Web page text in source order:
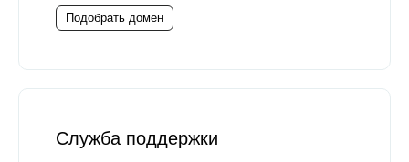
Подобрать домен
Служба поддержки